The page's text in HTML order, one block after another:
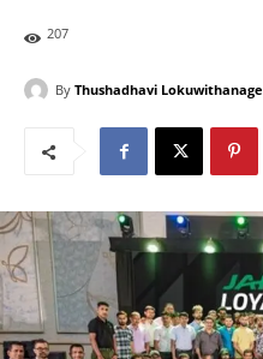
207
By Thushadhavi Lokuwithanage